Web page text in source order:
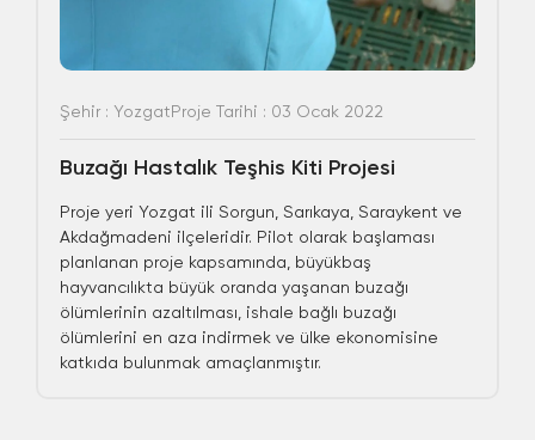
Şehir : YozgatProje Tarihi : 03 Ocak 2022
Buzağı Hastalık Teşhis Kiti Projesi
Proje yeri Yozgat ili Sorgun, Sarıkaya, Saraykent ve
Akdağmadeni ilçeleridir. Pilot olarak başlaması
planlanan proje kapsamında, büyükbaş
hayvancılıkta büyük oranda yaşanan buzağı
ölümlerinin azaltılması, ishale bağlı buzağı
ölümlerini en aza indirmek ve ülke ekonomisine
katkıda bulunmak amaçlanmıştır.